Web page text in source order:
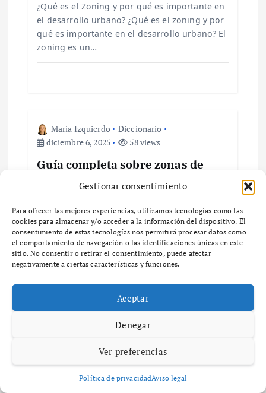
Gestionar consentimiento
Para ofrecer las mejores experiencias, utilizamos tecnologías como las
cookies para almacenar y/o acceder a la información del dispositivo. El
consentimiento de estas tecnologías nos permitirá procesar datos como
el comportamiento de navegación o las identificaciones únicas en este
sitio. No consentir o retirar el consentimiento, puede afectar
negativamente a ciertas características y funciones.
Aceptar
Denegar
Ver preferencias
Política de privacidadAviso legal
a
s
¿Qué es el Zoning y por qué es importante en
el desarrollo urbano? ¿Qué es el zoning y por
qué es importante en el desarrollo urbano? El
zoning es un…
Maria Izquierdo
Diccionario
diciembre 6, 2025
58 views
Guía completa sobre zonas de
importantes para tu negocio? ¿Qué son las
zonas de ventas y por qué son importantes
para tu negocio? Las zonas…
Deja una respuesta
Tu dirección de correo electrónico no será publicada.
campos obligatorios están marcados con*